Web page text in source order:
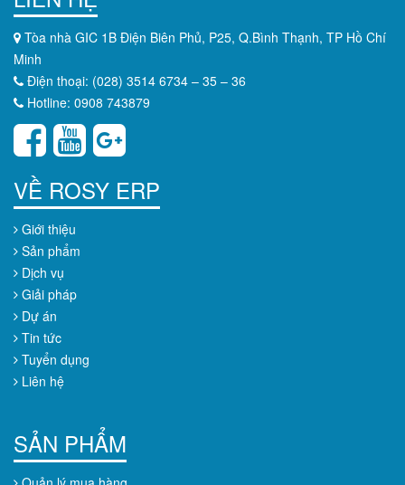
Tòa nhà GIC 1B Điện Biên Phủ, P25, Q.Bình Thạnh, TP Hồ Chí
Minh
Điện thoại: (028) 3514 6734 – 35 – 36
Hotline: 0908 743879
VỀ ROSY ERP
Giới thiệu
Sản phẩm
Dịch vụ
Giải pháp
Dự án
Tin tức
Tuyển dụng
Liên hệ
SẢN PHẨM